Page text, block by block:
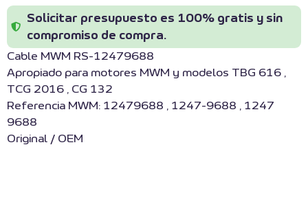
Solicitar presupuesto es 100% gratis y sin
compromiso de compra.
Cable MWM RS-12479688
Apropiado para motores MWM y modelos TBG 616 ,
TCG 2016 , CG 132
Referencia MWM: 12479688 , 1247-9688 , 1247
9688
Original / OEM